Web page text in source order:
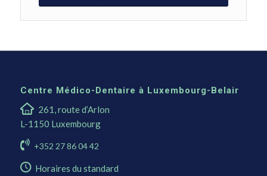
Centre Médico-Dentaire à Luxembourg-Belair
261, route d’Arlon
L-1150 Luxembourg
+352 27 86 04 42
Horaires du standard